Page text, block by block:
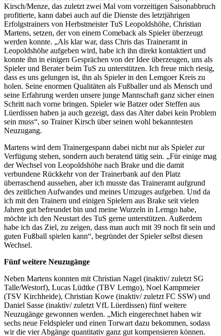
Kirsch/Menze, das zuletzt zwei Mal vom vorzeitigen Saisonabbruch
profitierte, kann dabei auch auf die Dienste des letztjährigen
Erfolgstrainers von Herbstmeister TuS Leopoldshöhe, Christian
Martens, setzen, der von einem Comeback als Spieler überzeugt
werden konnte. „Als klar war, dass Chris das Traineramt in
Leopoldshöhe aufgeben wird, habe ich ihn direkt kontaktiert und
konnte ihn in einigen Gesprächen von der Idee überzeugen, uns als
Spieler und Berater beim TuS zu unterstützen. Ich freue mich riesig,
dass es uns gelungen ist, ihn als Spieler in den Lemgoer Kreis zu
holen. Seine enormen Qualitäten als Fußballer und als Mensch und
seine Erfahrung werden unsere junge Mannschaft ganz sicher einen
Schritt nach vorne bringen. Spieler wie Batzer oder Steffen aus
Lüerdissen haben ja auch gezeigt, dass das Alter dabei kein Problem
sein muss“, so Trainer Kirsch über seinen wohl bekanntesten
Neuzugang.
Martens wird dem Trainergespann dabei nicht nur als Spieler zur
Verfügung stehen, sondern auch beratend tätig sein. „Für einige mag
der Wechsel von Leopoldshöhe nach Brake und die damit
verbundene Rückkehr von der Trainerbank auf den Platz
überraschend aussehen, aber ich musste das Traineramt aufgrund
des zeitlichen Aufwandes und meines Umzuges aufgeben. Und da
ich mit den Trainern und einigen Spielern aus Brake seit vielen
Jahren gut befreundet bin und meine Wurzeln in Lemgo habe,
möchte ich den Neustart des TuS gerne unterstützen. Außerdem
habe ich das Ziel, zu zeigen, dass man auch mit 39 noch fit sein und
guten Fußball spielen kann“, begründet der Spieler selbst diesen
Wechsel.
Fünf weitere Neuzugänge
Neben Martens konnten mit Christian Nagel (inaktiv/ zuletzt SG
Talle/Westorf), Lucas Lüdtke (TBV Lemgo), Noel Kampmeier
(TSV Kirchheide), Christian Kowe (inaktiv/ zuletzt FC SSW) und
Daniel Sasse (inaktiv/ zuletzt VfL Lüerdissen) fünf weitere
Neuzugänge gewonnen werden. „Mich eingerechnet haben wir
sechs neue Feldspieler und einen Torwart dazu bekommen, sodass
wir die vier Abgänge quantitativ ganz gut kompensieren können.